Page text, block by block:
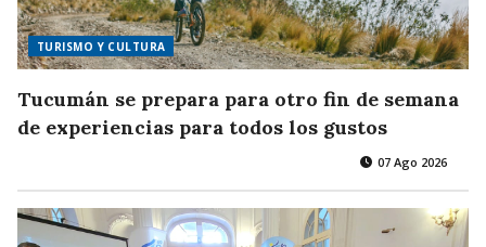
TURISMO Y CULTURA
Tucumán se prepara para otro fin de semana
de experiencias para todos los gustos
07 Ago 2026